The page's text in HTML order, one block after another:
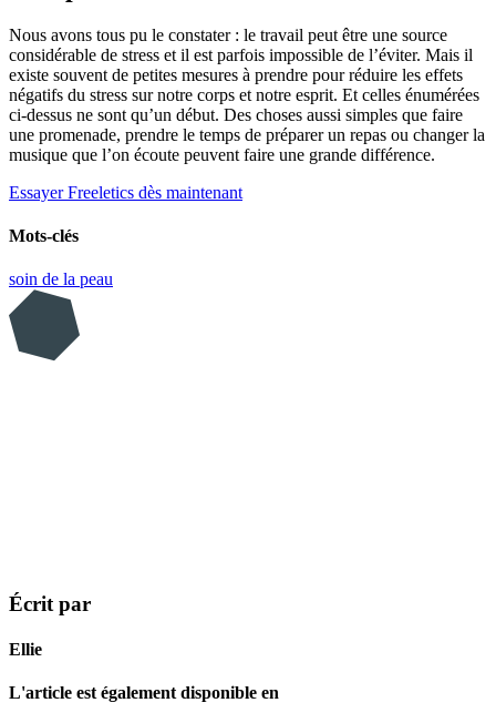
Nous avons tous pu le constater : le travail peut être une source
considérable de stress et il est parfois impossible de l’éviter. Mais il
existe souvent de petites mesures à prendre pour réduire les effets
négatifs du stress sur notre corps et notre esprit. Et celles énumérées
ci-dessus ne sont qu’un début. Des choses aussi simples que faire
une promenade, prendre le temps de préparer un repas ou changer la
musique que l’on écoute peuvent faire une grande différence.
Essayer Freeletics dès maintenant
Mots-clés
soin de la peau
Écrit par
Ellie
L'article est également disponible en